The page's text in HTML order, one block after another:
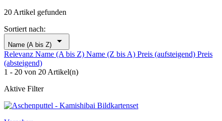
20 Artikel gefunden
Sortiert nach:
Name (A bis Z) 
Relevanz Name (A bis Z) Name (Z bis A) Preis (aufsteigend) Preis
(absteigend)
1 - 20 von 20 Artikel(n)
Aktive Filter